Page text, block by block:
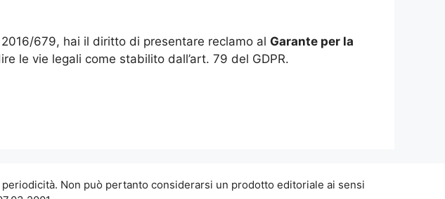
679, hai il diritto di presentare reclamo al Garante per la
le vie legali come stabilito dall’art. 79 del GDPR.
Non può pertanto considerarsi un prodotto editoriale ai sensi